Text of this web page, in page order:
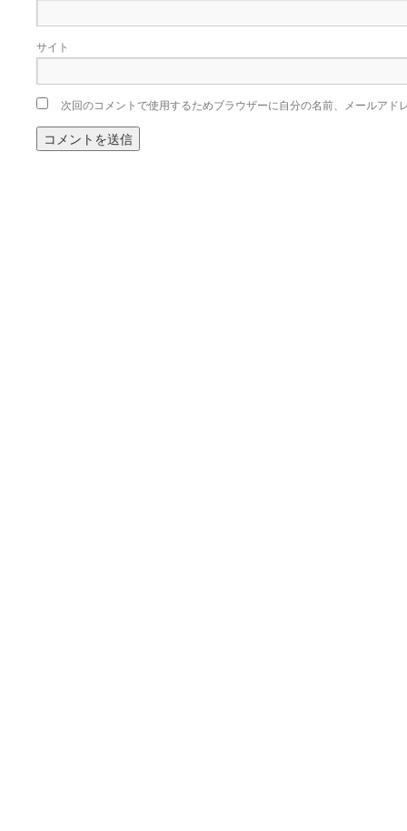
サイト
次回のコメントで使用するためブラウザーに自分の名前、メールアド